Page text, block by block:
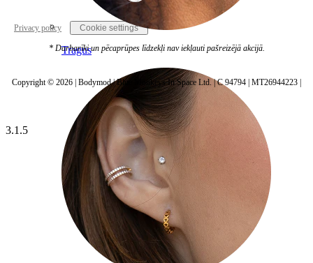
Tragus
Privacy policy Cookie settings
* Darbarīki un pēcaprūpes līdzekļi nav iekļauti pašreizējā akcijā.
Copyright © 2026 | Bodymod | Blue Monkeys In Space Ltd. | C 94794 | MT26944223 |
3.1.5